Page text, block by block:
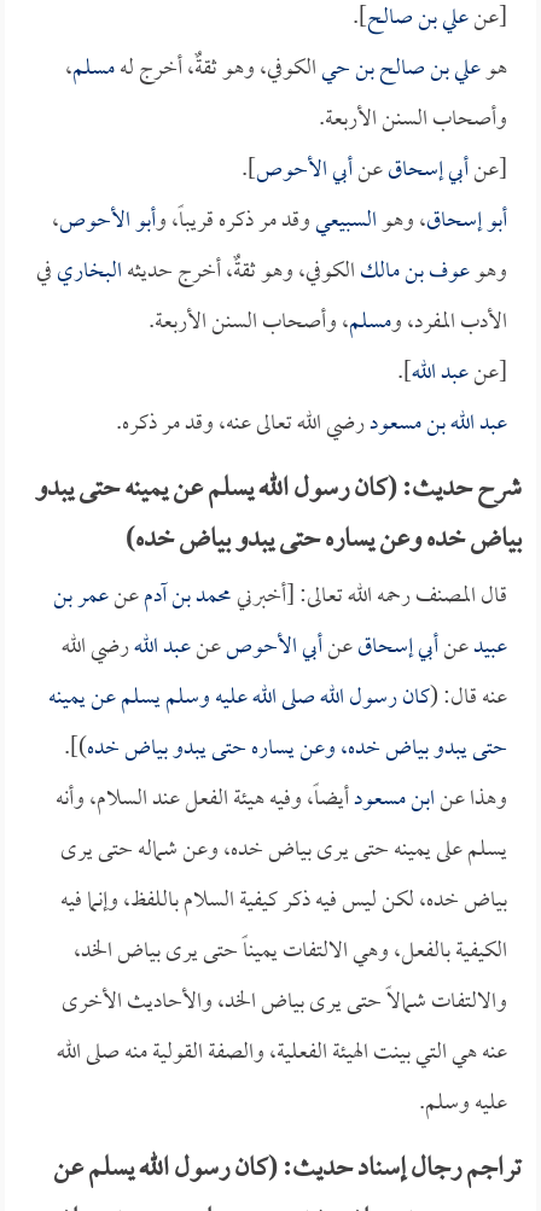
[عنعلي بن صالح].
هوعلي بن صالح بن حيالكوفي، وهو ثقةٌ، أخرج لهمسلم،
وأصحاب السنن الأربعة.
[عنأبي إسحاقعنأبي الأحوص].
أبو إسحاق، وهوالسبيعيوقد مر ذكره قريباً، وأبو الأحوص،
وهوعوف بن مالكالكوفي، وهو ثقةٌ، أخرج حديثهالبخاريفي
الأدب المفرد، ومسلم، وأصحاب السنن الأربعة.
[عنعبد الله].
عبد الله بن مسعودرضي الله تعالى عنه، وقد مر ذكره.
شرح حديث: (كان رسول الله يسلم عن يمينه حتى يبدو
بياض خده وعن يساره حتى يبدو بياض خده)
قال المصنف رحمه الله تعالى: [أخبرنيمحمد بن آدمعنعمر بن
عبيدعنأبي إسحاقعنأبي الأحوصعنعبد اللهرضي الله
عنه قال: (كان رسول الله صلى الله عليه وسلم يسلم عن يمينه
حتى يبدو بياض خده، وعن يساره حتى يبدو بياض خده)].
وهذا عنابن مسعودأيضاً، وفيه هيئة الفعل عند السلام، وأنه
يسلم على يمينه حتى يرى بياض خده، وعن شماله حتى يرى
بياض خده، لكن ليس فيه ذكر كيفية السلام باللفظ، وإنما فيه
الكيفية بالفعل، وهي الالتفات يميناً حتى يرى بياض الخد،
والالتفات شمالاً حتى يرى بياض الخد، والأحاديث الأخرى
عنه هي التي بينت الهيئة الفعلية، والصفة القولية منه صلى الله
عليه وسلم.
تراجم رجال إسناد حديث: (كان رسول الله يسلم عن